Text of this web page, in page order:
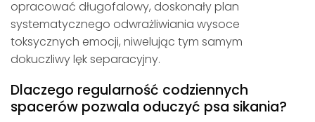
opracować długofalowy, doskonały plan
systematycznego odwrażliwiania wysoce
toksycznych emocji, niwelując tym samym
dokuczliwy lęk separacyjny.
Dlaczego regularność codziennych
spacerów pozwala oduczyć psa sikania?